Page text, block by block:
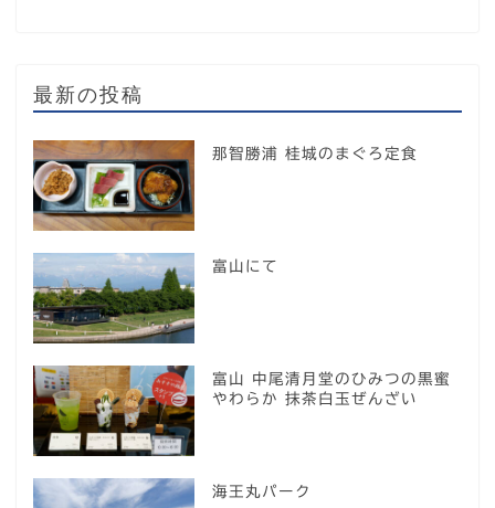
最新の投稿
那智勝浦 桂城のまぐろ定食
富山にて
富山 中尾清月堂のひみつの黒蜜
やわらか 抹茶白玉ぜんざい
海王丸パーク